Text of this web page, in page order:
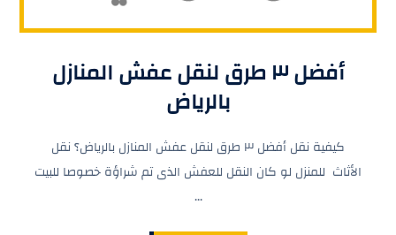
أفضل ٣ طرق لنقل عفش المنازل
بالرياض
كيفية نقل أفضل ٣ طرق لنقل عفش المنازل بالرياض؟ نقل
الأثاث للمنزل لو كان النقل للعفش الذى تم شراؤة خصوصا للبيت
...